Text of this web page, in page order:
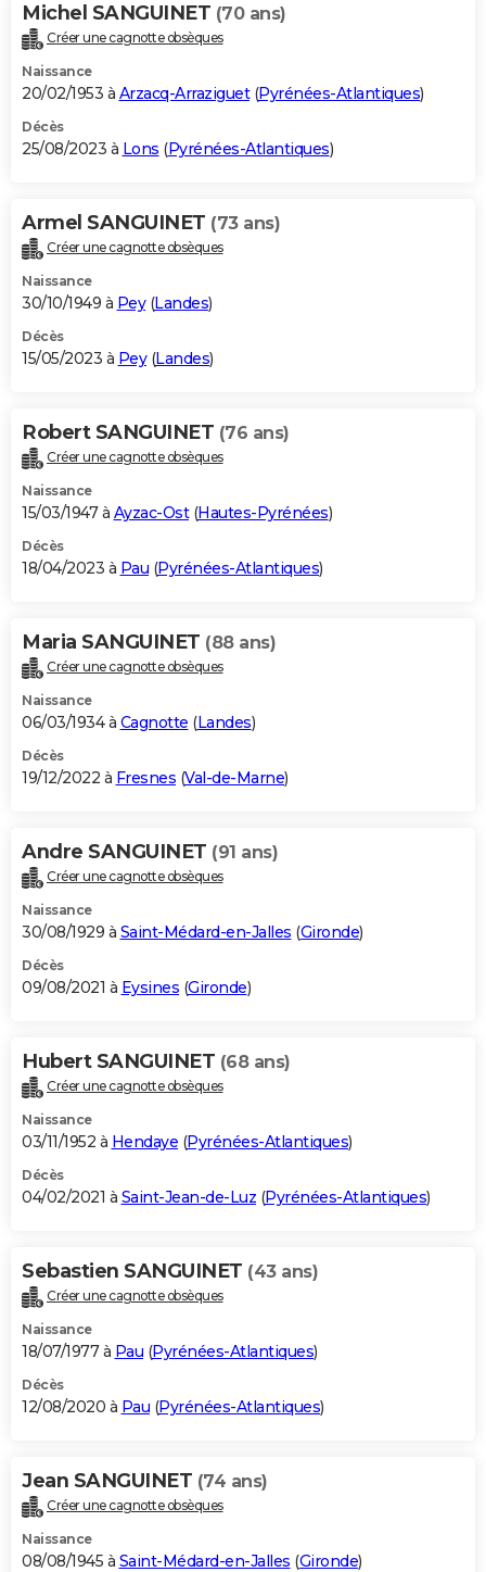
Michel SANGUINET (70 ans)
Créer une cagnotte obsèques
Naissance
20/02/1953 à Arzacq-Arraziguet(Pyrénées-Atlantiques)
Décès
25/08/2023 à Lons (Pyrénées-Atlantiques)
Armel SANGUINET (73 ans)
Créer une cagnotte obsèques
Naissance
30/10/1949 à Pey(Landes)
Décès
15/05/2023 à Pey(Landes)
Robert SANGUINET (76 ans)
Créer une cagnotte obsèques
Naissance
15/03/1947 à Ayzac-Ost(Hautes-Pyrénées)
Décès
18/04/2023 à Pau (Pyrénées-Atlantiques)
Maria SANGUINET (88 ans)
Créer une cagnotte obsèques
Naissance
06/03/1934 à Cagnotte (Landes)
Décès
19/12/2022 à Fresnes (Val-de-Marne)
Andre SANGUINET (91 ans)
Créer une cagnotte obsèques
Naissance
30/08/1929 à Saint-Médard-en-Jalles (Gironde)
Décès
09/08/2021 à Eysines (Gironde)
Hubert SANGUINET (68 ans)
Créer une cagnotte obsèques
Naissance
03/11/1952 à Hendaye (Pyrénées-Atlantiques)
Décès
04/02/2021 à Saint-Jean-de-Luz (Pyrénées-Atlantiques)
Sebastien SANGUINET (43 ans)
Créer une cagnotte obsèques
Naissance
18/07/1977 à Pau (Pyrénées-Atlantiques)
Décès
12/08/2020 à Pau (Pyrénées-Atlantiques)
Jean SANGUINET (74 ans)
Créer une cagnotte obsèques
Naissance
08/08/1945 à Saint-Médard-en-Jalles (Gironde)